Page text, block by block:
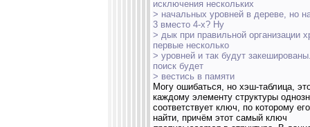
исключения нескольких
> начальных уровней в дереве, но
3 вместо 4-х? Ну
> дык при правильной организации
первые несколько
> уровней и так будут
поиск будет
> вестись в памяти
Могу ошибаться, но хэш-таблица,
каждому элементу структуры
соответствует ключ, по которому
найти, причём этот самый ключ